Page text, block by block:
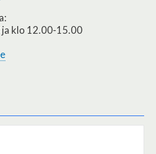
klo 12.00-15.00